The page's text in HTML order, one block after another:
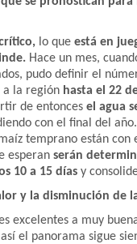
lo que está en
Hace un mes,
pudo definir el
a la región hasta el 22
de entonces el agua
con el final del
temprano están con
esperan serán
10 a 15 días y
y la disminución de
excelentes a muy
el panorama sigue